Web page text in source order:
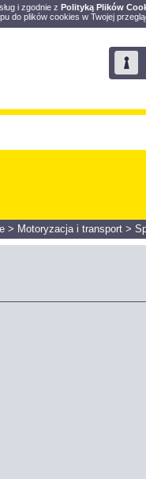
i zgodnie z Polityką Plików
do plików cookies w Twojej
> Motoryzacja i transport >